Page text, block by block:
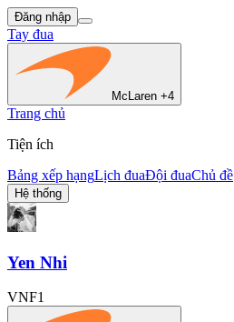
Đăng nhập
Tay đua
McLaren +4
Trang chủ
Tiện ích
Bảng xếp hạngLịch đuaĐội đuaChủ đề
Hệ thống
Yen Nhi
VNF1